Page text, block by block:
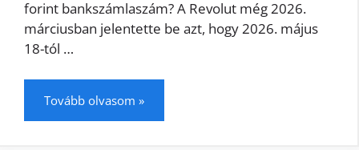
forint bankszámlaszám? A Revolut még 2026.
márciusban jelentette be azt, hogy 2026. május
18-tól …
Tovább olvasom »